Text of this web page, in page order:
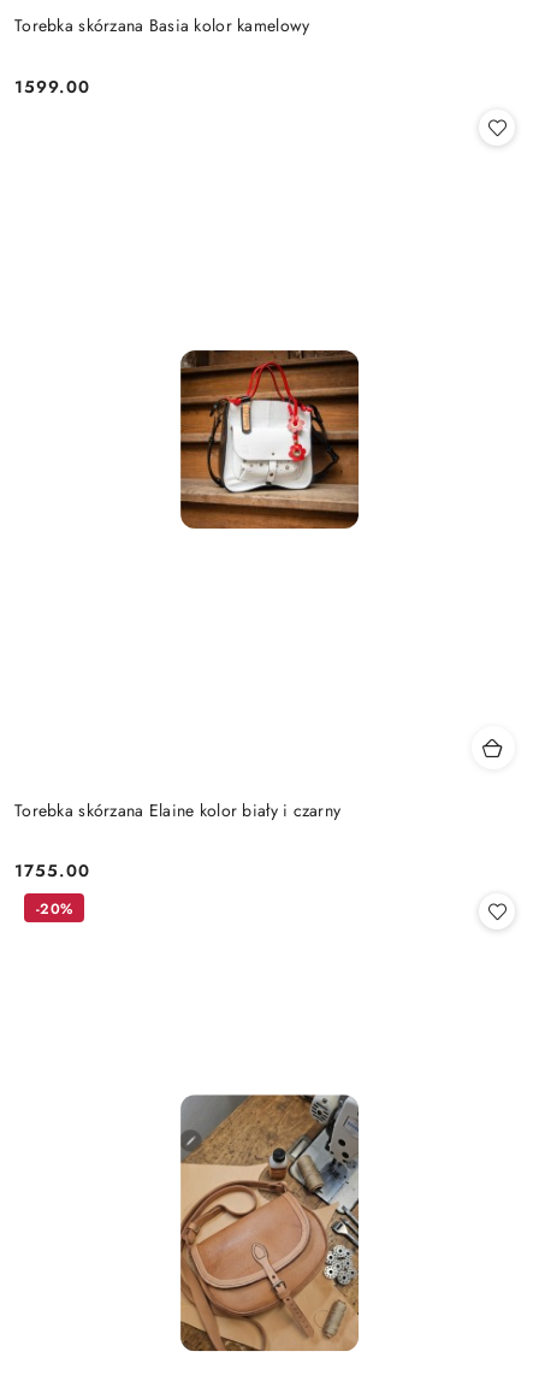
Torebka skórzana Basia kolor kamelowy
Cena:
1599.00
Torebka skórzana Elaine kolor biały i czarny
Cena:
1755.00
-20%